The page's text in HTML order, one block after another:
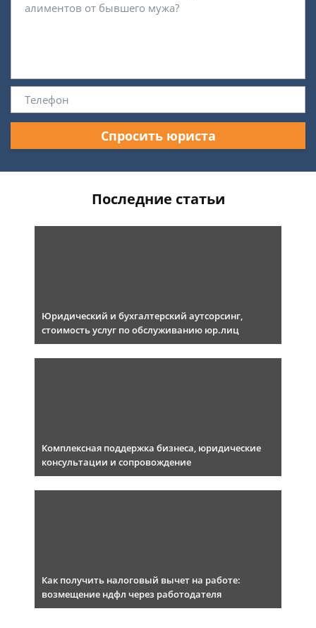
Спросить юриста
Последние статьи
Юридический и бухгалтерский аутсорсинг,
стоимость услуг по обслуживанию юр.лиц
Комплексная поддержка бизнеса, юридические
консультации и сопровождение
Как получить налоговый вычет на работе:
возмещение ндфл через работодателя